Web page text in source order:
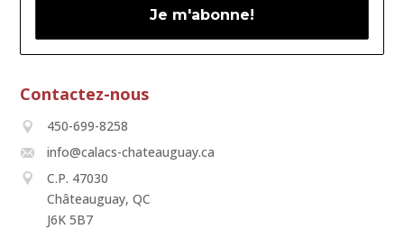
Contactez-nous
450-699-8258
info@calacs-chateauguay.ca
C.P. 47030
Châteauguay, QC
J6K 5B7